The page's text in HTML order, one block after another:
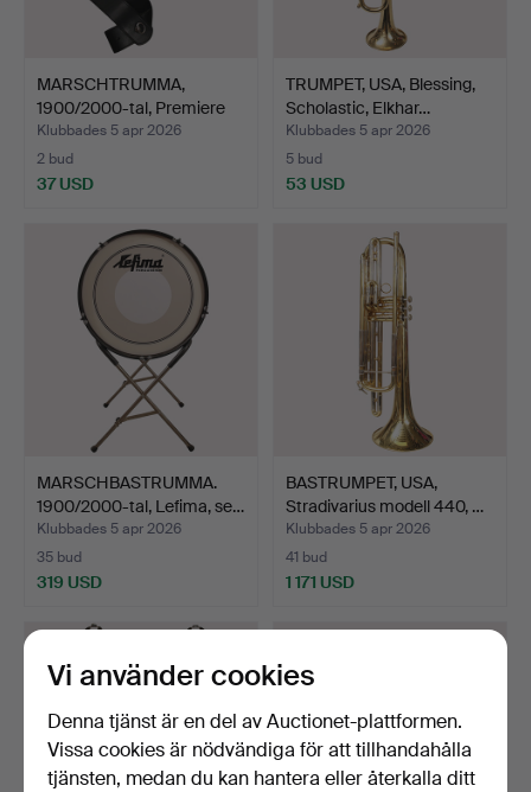
MARSCHTRUMMA,
1900/2000-tal, Premiere
lite…
Klubbades 5 apr 2026
2 bud
37 USD
TRUMPET, USA, Blessing,
Scholastic, Elkhar…
Klubbades 5 apr 2026
5 bud
53 USD
MARSCHBASTRUMMA.
1900/2000-tal, Lefima, se…
Klubbades 5 apr 2026
35 bud
319 USD
BASTRUMPET, USA,
Stradivarius modell 440, …
Klubbades 5 apr 2026
41 bud
1 171 USD
Vi använder cookies
Denna tjänst är en del av Auctionet-plattformen.
Vissa cookies är nödvändiga för att tillhandahålla
tjänsten, medan du kan hantera eller återkalla ditt